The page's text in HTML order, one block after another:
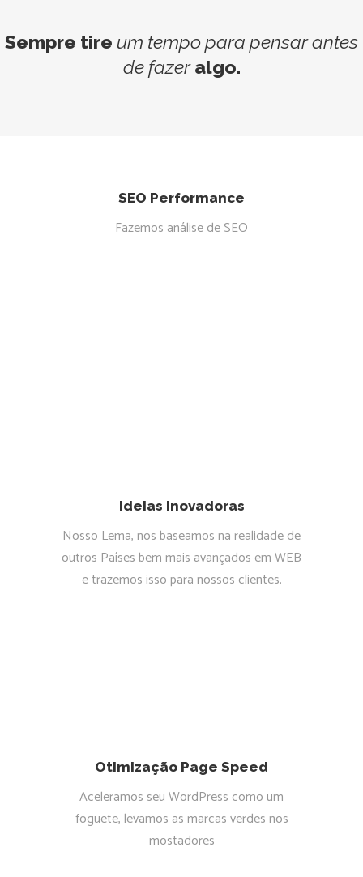
Websites
Sempre tire um tempopara pensarantes
de fazeralgo.
SEO Performance
Fazemos análise de SEO
Ideias Inovadoras
Nosso Lema, nos baseamos na realidade de
outros Países bem mais avançados em WEB
e trazemos isso para nossos clientes.
Otimização Page Speed
Aceleramos seu WordPress como um
foguete, levamos as marcas verdes nos
mostadores